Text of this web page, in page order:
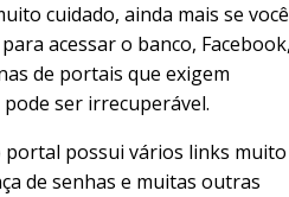
cuidado, ainda mais se você
acessar o banco,
de portais que exigem
ser irrecuperável.
portal possui vários links muito
de senhas e muitas outras